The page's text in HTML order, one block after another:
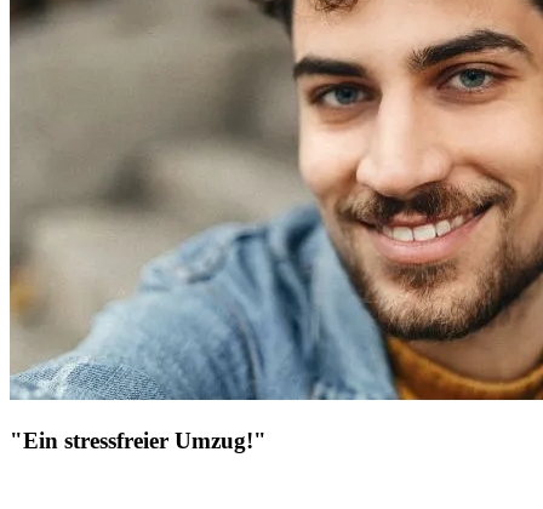
"Ein stressfreier Umzug!"